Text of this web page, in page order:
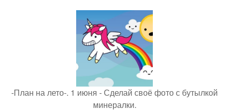
-План на лето-. 1 июня - Сделай своё фото с бутылкой
минералки.